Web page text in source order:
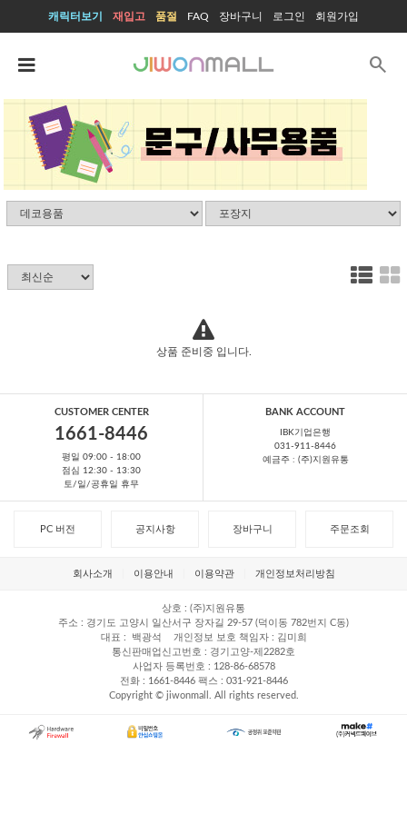
캐릭터보기 재입고 품절 FAQ 장바구니 로그인 회원가입
search
상품 준비중 입니다.
CUSTOMER CENTER
1661-8446
평일 09:00 - 18:00
점심 12:30 - 13:30
토/일/공휴일 휴무
BANK ACCOUNT
IBK기업은행
031-911-8446
예금주 : (주)지원유통
PC 버전 공지사항 장바구니 주문조회
회사소개 이용안내 이용약관 개인정보처리방침
상호
(주)지원유통
주소
경기도 고양시 일산서구 장자길 29-57 (덕이동 782번지 C동)
대표
백광석 개인정보 보호 책임자
김미희
통신판매업신고번호
경기고양-제2282호
사업자 등록번호
128-86-68578
전화
1661-8446 팩스
031-921-8446
Copyright © jiwonmall. All rights reserved.